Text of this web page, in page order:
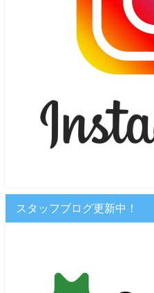
スタッフブログ更新中！